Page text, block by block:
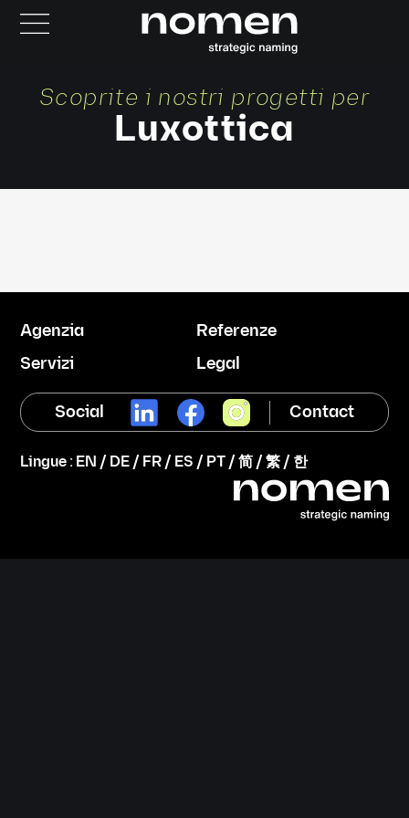
Scoprite i nostri progetti per
Luxottica
Agenzia
Servizi
Referenze
Legal
Social Contact
Lingue : EN / DE / FR / ES / PT /简 /繁 / 한